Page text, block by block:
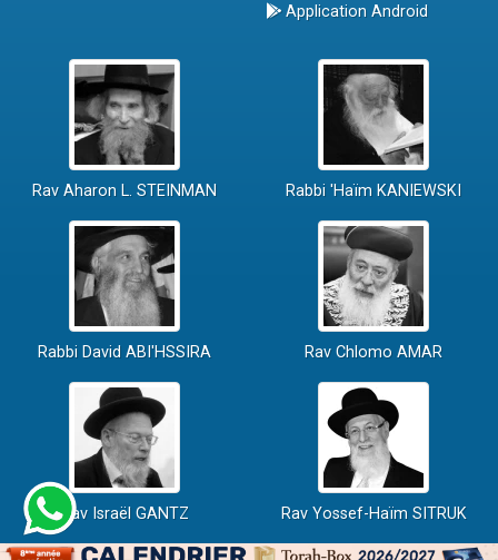
Application Android
Rav Aharon L. STEINMAN Rabbi 'Haïm KANIEWSKI
Rabbi David ABI'HSSIRA Rav Chlomo AMAR
Rav Israël GANTZ Rav Yossef-Haïm SITRUK